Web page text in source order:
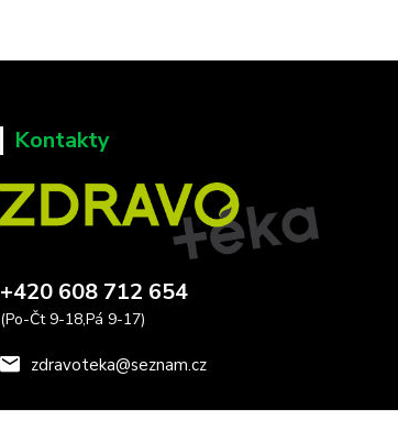
Kontakty
+420 608 712 654
(Po-Čt 9-18,Pá 9-17)
zdravoteka@seznam.cz